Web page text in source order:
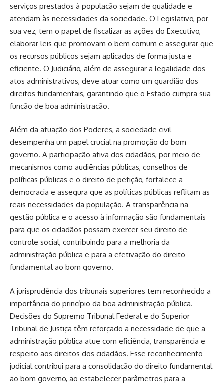
serviços prestados à população sejam de qualidade e
atendam às necessidades da sociedade. O Legislativo, por
sua vez, tem o papel de fiscalizar as ações do Executivo,
elaborar leis que promovam o bem comum e assegurar que
os recursos públicos sejam aplicados de forma justa e
eficiente. O Judiciário, além de assegurar a legalidade dos
atos administrativos, deve atuar como um guardião dos
direitos fundamentais, garantindo que o Estado cumpra sua
função de boa administração.
Além da atuação dos Poderes, a sociedade civil
desempenha um papel crucial na promoção do bom
governo. A participação ativa dos cidadãos, por meio de
mecanismos como audiências públicas, conselhos de
políticas públicas e o direito de petição, fortalece a
democracia e assegura que as políticas públicas reflitam as
reais necessidades da população. A transparência na
gestão pública e o acesso à informação são fundamentais
para que os cidadãos possam exercer seu direito de
controle social, contribuindo para a melhoria da
administração pública e para a efetivação do direito
fundamental ao bom governo.
A jurisprudência dos tribunais superiores tem reconhecido a
importância do princípio da boa administração pública.
Decisões do Supremo Tribunal Federal e do Superior
Tribunal de Justiça têm reforçado a necessidade de que a
administração pública atue com eficiência, transparência e
respeito aos direitos dos cidadãos. Esse reconhecimento
judicial contribui para a consolidação do direito fundamental
ao bom governo, ao estabelecer parâmetros para a